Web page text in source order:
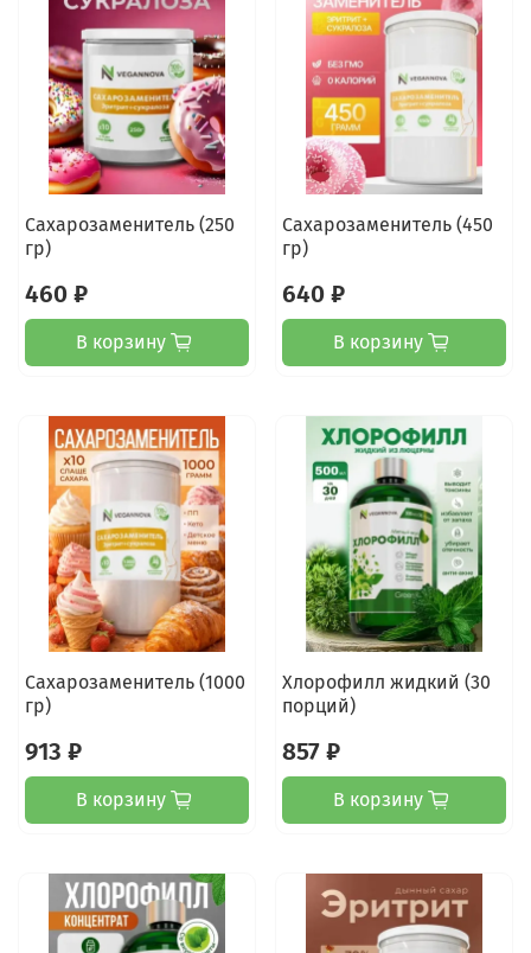
Сахарозаменитель (250
гр)
460 ₽
В корзину
Сахарозаменитель (450
гр)
640 ₽
В корзину
Сахарозаменитель (1000
гр)
913 ₽
В корзину
Хлорофилл жидкий (30
порций)
857 ₽
В корзину